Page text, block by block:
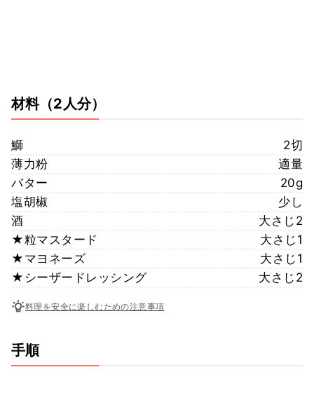
材料（2人分）
鰤
2切
薄力粉
適量
バター
20g
塩胡椒
少し
酒
大さじ2
★粒マスタード
大さじ1
★マヨネーズ
大さじ1
★シーザードレッシング
大さじ2
料理を安全に楽しむための注意事項
手順